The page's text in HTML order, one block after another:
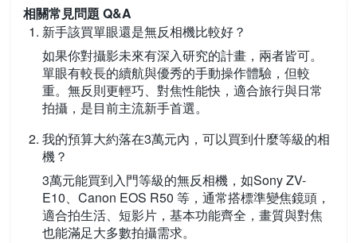
相關常見問題 Q&A
新手該買單眼還是無反相機比較好？
如果你對攝影未來有深入研究的計畫，兩者皆可。
單眼有較長的續航與優秀的手動操作體驗，但較
重。無反則更輕巧、對焦性能快，適合旅行與日常
拍攝，是目前主流新手首選。
我的預算大約落在3萬元內，可以買到什麼等級的相
機？
3萬元能買到入門等級的無反相機，如Sony ZV-
E10、Canon EOS R50 等，通常搭標準變焦鏡頭，
適合拍生活、短影片，基本功能齊全，畫質與對焦
也能滿足大多數拍攝需求。